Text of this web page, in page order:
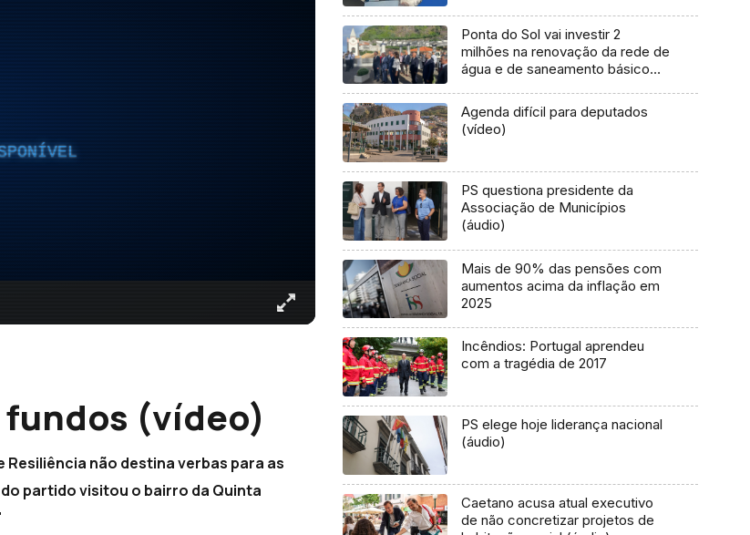
(vídeo)
não destina verbas para as
partido visitou o bairro da Quinta
Ponta do Sol vai investir 2
milhões na renovação da rede de
água e de saneamento básico
Agenda difícil para deputados
(vídeo)
PS questiona presidente da
Associação de Municípios
(áudio)
Mais de 90% das pensões com
aumentos acima da inflação em
2025
Incêndios: Portugal aprendeu
com a tragédia de 2017
PS elege hoje liderança nacional
(áudio)
Caetano acusa atual executivo
de não concretizar projetos de